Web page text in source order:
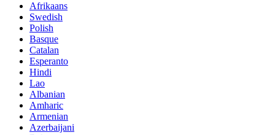
Afrikaans
Swedish
Polish
Basque
Catalan
Esperanto
Hindi
Lao
Albanian
Amharic
Armenian
Azerbaijani